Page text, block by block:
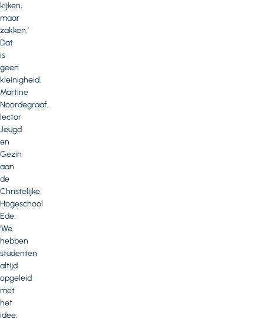
kijken,
maar
zakken.’
Dat
is
geen
kleinigheid.
Martine
Noordegraaf,
lector
Jeugd
en
Gezin
aan
de
Christelijke
Hogeschool
Ede:
‘We
hebben
studenten
altijd
opgeleid
met
het
idee: